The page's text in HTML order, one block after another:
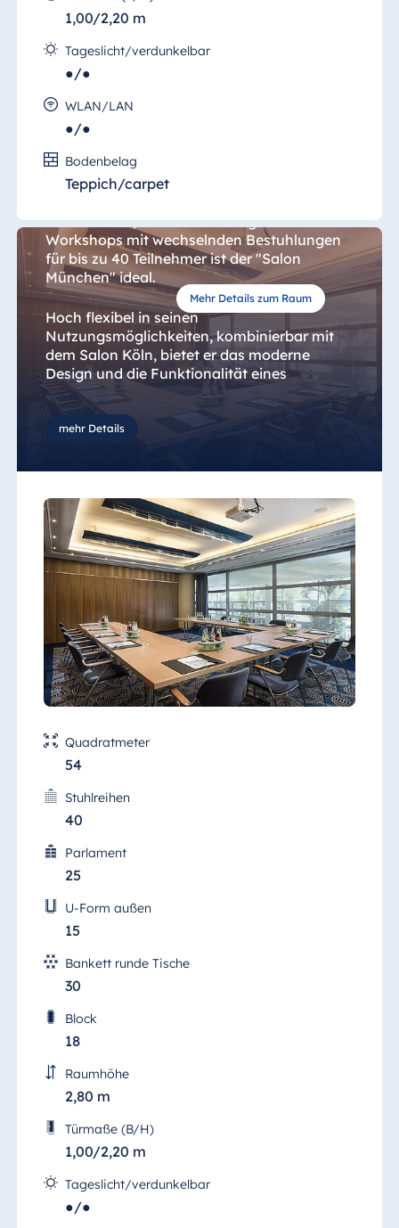
1,00/2,20 m
Tageslicht/verdunkelbar
●/●
WLAN/LAN
●/●
Bodenbelag
Teppich/carpet
Mehr Details zum Raum
Salon München
Konferenzen, Geschäftsleitungstreffen und
Workshops mit wechselnden Bestuhlungen
für bis zu 40 Teilnehmer ist der "Salon
München" ideal.
Hoch flexibel in seinen
Nutzungsmöglichkeiten, kombinierbar mit
dem Salon Köln, bietet er das moderne
Design und die Funktionalität eines
klassischen Besprechungsraumes. Hier wird
präsentiert, diskutiert, inspiriert, vermittelt,
begeistert, berichtet, gelehrt, visualisiert,
teamorientiertes Arbeiten findet hier den
klimatisiert, funktional und organisiert.
mehr Details
Quadratmeter
54
Stuhlreihen
40
Parlament
25
U-Form außen
15
Bankett runde Tische
30
Block
18
Raumhöhe
2,80 m
Türmaße (B/H)
1,00/2,20 m
Tageslicht/verdunkelbar
●/●